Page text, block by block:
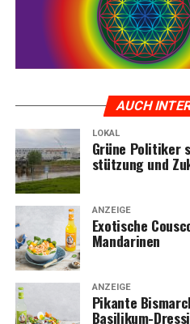
AUCH
LOKAL
Grü­ne Poli­ti­ker
stüt­zung und
ANZEIGE
Exo­ti­sche
Mandarinen
ANZEIGE
Pikan­te
Basilikum-